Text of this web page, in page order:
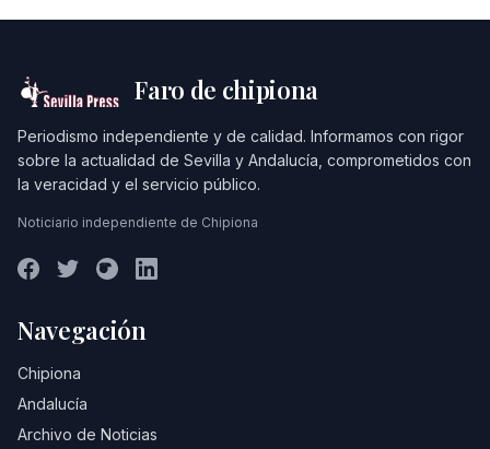
Faro de chipiona
Periodismo independiente y de calidad. Informamos con rigor
sobre la actualidad de Sevilla y Andalucía, comprometidos con
la veracidad y el servicio público.
Noticiario independiente de Chipiona
Navegación
Chipiona
Andalucía
Archivo de Noticias